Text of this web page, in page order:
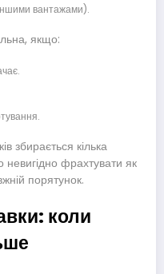
вантажами).
якщо:
збирається кілька
невигідно фрахтувати як
порятунок.
коли